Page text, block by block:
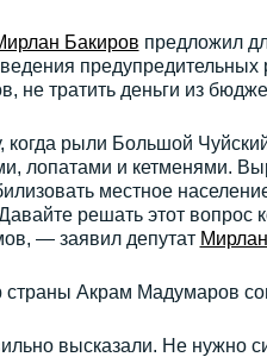
Бакиров предложил
не тратить деньги из
когда рыли Большой
лопатами и кетменями.
местное
решать этот вопрос
— заявил депутат
страны Акрам Мадумаров
высказали. Не нужно